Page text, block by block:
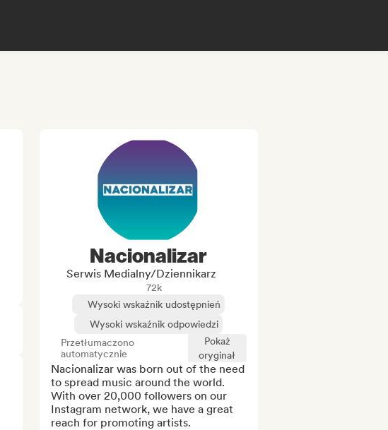
Nacionalizar
Serwis Medialny/Dziennikarz
72k
Wysoki wskaźnik udostępnień
Wysoki wskaźnik odpowiedzi
Przetłumaczono
automatycznie
Pokaż
oryginał
Nacionalizar was born out of the need
to spread music around the world.
With over 20,000 followers on our
Instagram network, we have a great
reach for promoting artists.